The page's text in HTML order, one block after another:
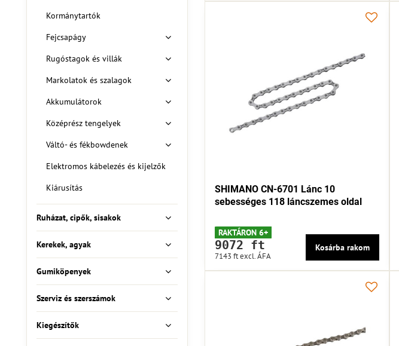
SHIMANO CN-6701 Lánc 10
sebességes 118 láncszemes oldal
RAKTÁRON 6+
9072 ft
7143 ftexcl. ÁFA
Kosárba rakom
Kormánytartók
Fejcsapágy
Rugóstagok és villák
Markolatok és szalagok
Akkumulátorok
Középrész tengelyek
Váltó- és fékbowdenek
Elektromos kábelezés és kijelzők
Kiárusítás
Ruházat, cipők, sisakok
Kerekek, agyak
Gumiköpenyek
Szerviz és szerszámok
Kiegészítők